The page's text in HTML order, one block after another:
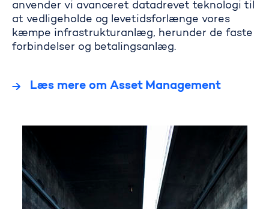
anvender vi avanceret datadrevet teknologi til
at vedligeholde og levetidsforlænge vores
kæmpe infrastrukturanlæg, herunder de faste
forbindelser og betalingsanlæg.
Læs mere om Asset Management